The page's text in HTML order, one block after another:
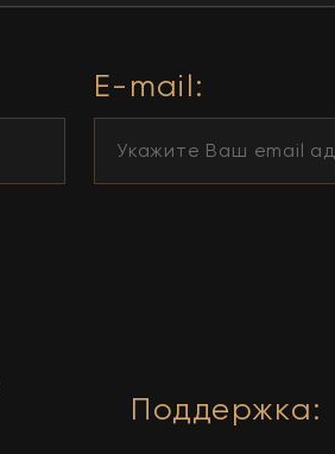
E-mail:
Поддержка: